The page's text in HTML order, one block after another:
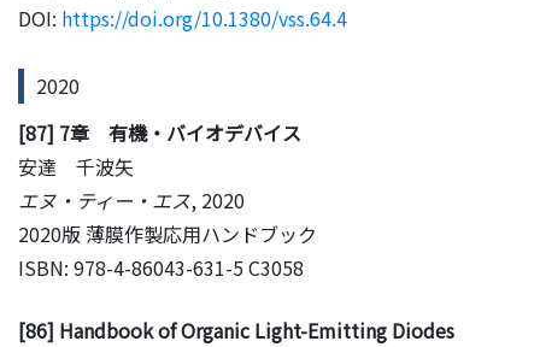
DOI: https://doi.org/10.1380/vss.64.4
2020
[87] 7章 有機・バイオデバイス
安達 千波矢
エヌ・ティー・エス, 2020
2020版 薄膜作製応用ハンドブック
ISBN: 978-4-86043-631-5 C3058
[86] Handbook of Organic Light-Emitting Diodes